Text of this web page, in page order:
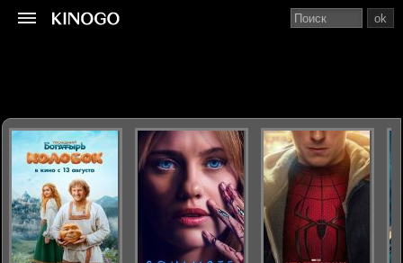
ok